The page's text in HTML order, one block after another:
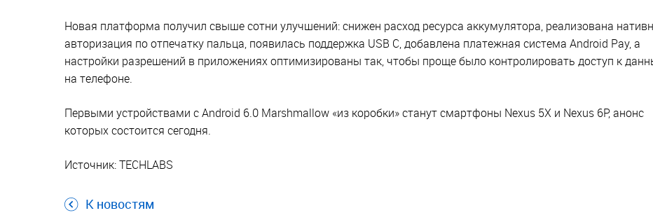
Новая платформа получил свыше сотни улучшений: снижен расход ресурса аккумулятора, реализована
авторизация по отпечатку пальца, появилась поддержка USB C, добавлена платежная система Android Pay, а
настройки разрешений в приложениях оптимизированы так, чтобы проще было контролировать доступ к
на телефоне.
Первыми устройствами с Android 6.0 Marshmallow «из коробки» станут смартфоны Nexus 5X и Nexus 6P, анонс
которых состоится сегодня.
Источник: TECHLABS
К новостям